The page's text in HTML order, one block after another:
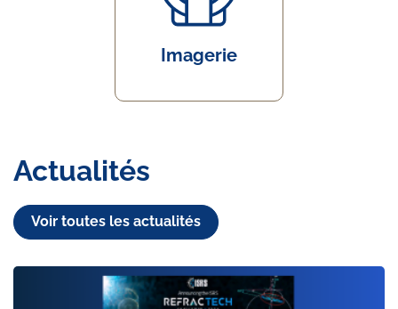
Imagerie
Actualités
Voir toutes les actualités